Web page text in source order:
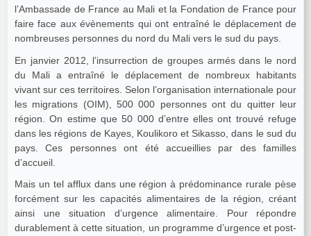
l’Ambassade de France au Mali et la Fondation de France pour
faire face aux évènements qui ont entraîné le déplacement de
nombreuses personnes du nord du Mali vers le sud du pays.
En janvier 2012, l’insurrection de groupes armés dans le nord
du Mali a entraîné le déplacement de nombreux habitants
vivant sur ces territoires. Selon l’organisation internationale pour
les migrations (OIM), 500 000 personnes ont du quitter leur
région. On estime que 50 000 d’entre elles ont trouvé refuge
dans les régions de Kayes, Koulikoro et Sikasso, dans le sud du
pays. Ces personnes ont été accueillies par des familles
d’accueil.
Mais un tel afflux dans une région à prédominance rurale pèse
forcément sur les capacités alimentaires de la région, créant
ainsi une situation d’urgence alimentaire. Pour répondre
durablement à cette situation, un programme d’urgence et post-